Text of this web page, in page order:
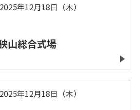
2025年12月18日（木）
山総合式場
2025年12月18日（木）